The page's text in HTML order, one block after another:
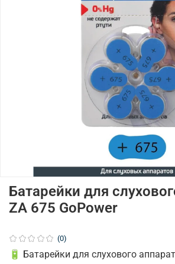
(0)
Батарейки для
ZA 675 GoPower
🔋 Батарейки для слухового